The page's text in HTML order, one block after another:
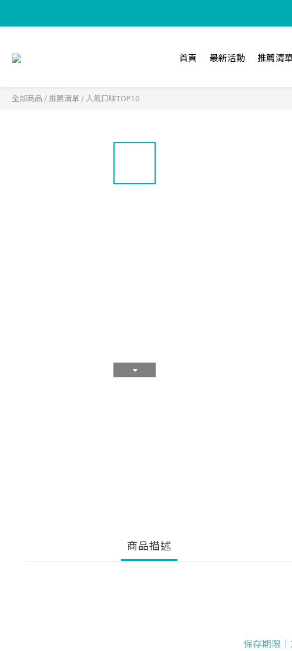
【加入樂友享
首頁 最新活動 推薦清
全部商品 /推薦清單 / 人氣口味TOP10
商品描述
保存期限